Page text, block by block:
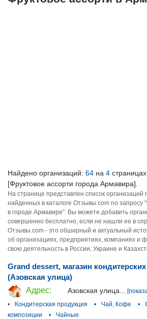
Найдено организаций: 64 на 4
[Фруктовое ассорти города Армавира].
На странице представлен список организаций
найденных в каталоге Отзывы.com по запросу
в городе Армавире". Вы можете добавить
совершенно бесплатно, если не нашли ее в
Отзывы.com - это обширный и актуальный
об организациях, предприятиях, компаниях и
свою деятельность в России, Украине и
Grand dessert, магазин
(Азовская улица)
Адрес:
Азовская улица...
•
Кондитерская продукция • Чай, Кофе •
композиции
•
Чайные